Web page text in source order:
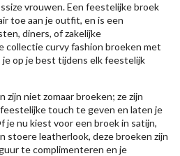
vrouwen. Een feestelijke broek
toe aan je outfit, en is een
diners, of zakelijke
collectie curvy fashion broeken met
op je best tijdens elk feestelijk
niet zomaar broeken; ze zijn
touch te geven en laten je
je nu kiest voor een broek in satijn,
stoere leatherlook, deze broeken zijn
te complimenteren en je